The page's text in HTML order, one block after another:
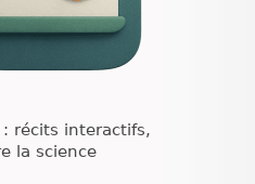
récits interactifs,
la science